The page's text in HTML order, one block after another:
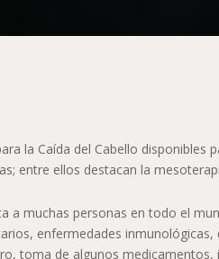
la Caída del Cabello disponibles
entre ellos destacan la
a muchas personas en todo el
enfermedades
toma de algunos medicamentos,